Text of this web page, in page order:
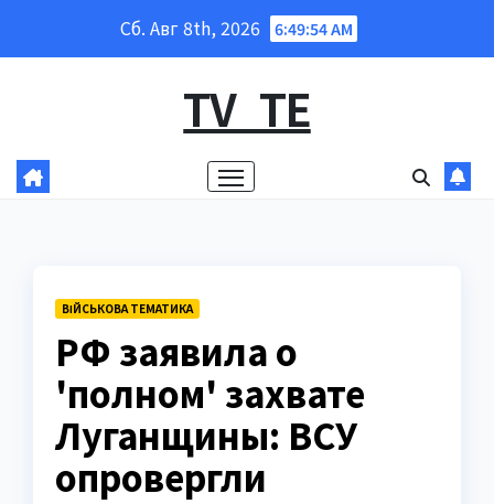
Сб. Авг 8th, 2026 6:49:55 AM
TV_TE
ВІЙСЬКОВА ТЕМАТИКА
РФ заявила о
'полном' захвате
Луганщины: ВСУ
опровергли